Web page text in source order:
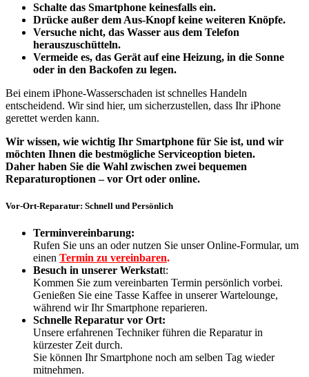
Schalte das Smartphone keinesfalls ein.
Drücke außer dem Aus-Knopf keine weiteren Knöpfe.
Versuche nicht, das Wasser aus dem Telefon
herauszuschütteln.
Vermeide es, das Gerät auf eine Heizung, in die Sonne
oder in den Backofen zu legen.
Bei einem iPhone-Wasserschaden ist schnelles Handeln
entscheidend. Wir sind hier, um sicherzustellen, dass Ihr iPhone
gerettet werden kann.
Wir wissen, wie wichtig Ihr Smartphone für Sie ist, und wir
möchten Ihnen die bestmögliche Serviceoption bieten.
Daher haben Sie die Wahl zwischen zwei bequemen
Reparaturoptionen – vor Ort oder online.
Vor-Ort-Reparatur: Schnell und Persönlich
Terminvereinbarung:
Rufen Sie uns an oder nutzen Sie unser Online-Formular, um
einen Termin zu vereinbaren.
Besuch in unserer Werkstatt:
Kommen Sie zum vereinbarten Termin persönlich vorbei.
Genießen Sie eine Tasse Kaffee in unserer Wartelounge,
während wir Ihr Smartphone reparieren.
Schnelle Reparatur vor Ort:
Unsere erfahrenen Techniker führen die Reparatur in
kürzester Zeit durch.
Sie können Ihr Smartphone noch am selben Tag wieder
mitnehmen.